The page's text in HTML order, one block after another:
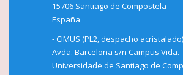
15706 Santiago de Compostela
España
- CIMUS (PL2, despacho acristalado)
Avda. Barcelona s/n Campus Vida.
Universidade de Santiago de